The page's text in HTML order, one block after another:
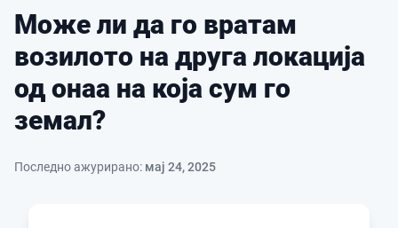
Може ли да го вратам
возилото на друга локација
од онаа на која сум го
земал?
Последно ажурирано: мај 24, 2025